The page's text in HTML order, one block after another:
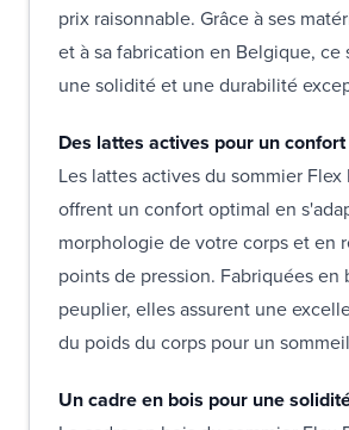
prix raisonnable. Grâce à ses
et à sa fabrication en Belgique, ce
une solidité et une durabilité
Des lattes actives pour un
Les lattes actives du sommier Flex
offrent un confort optimal en
morphologie de votre corps et en
points de pression. Fabriquées en
peuplier, elles assurent une
du poids du corps pour un
Un cadre en bois pour une